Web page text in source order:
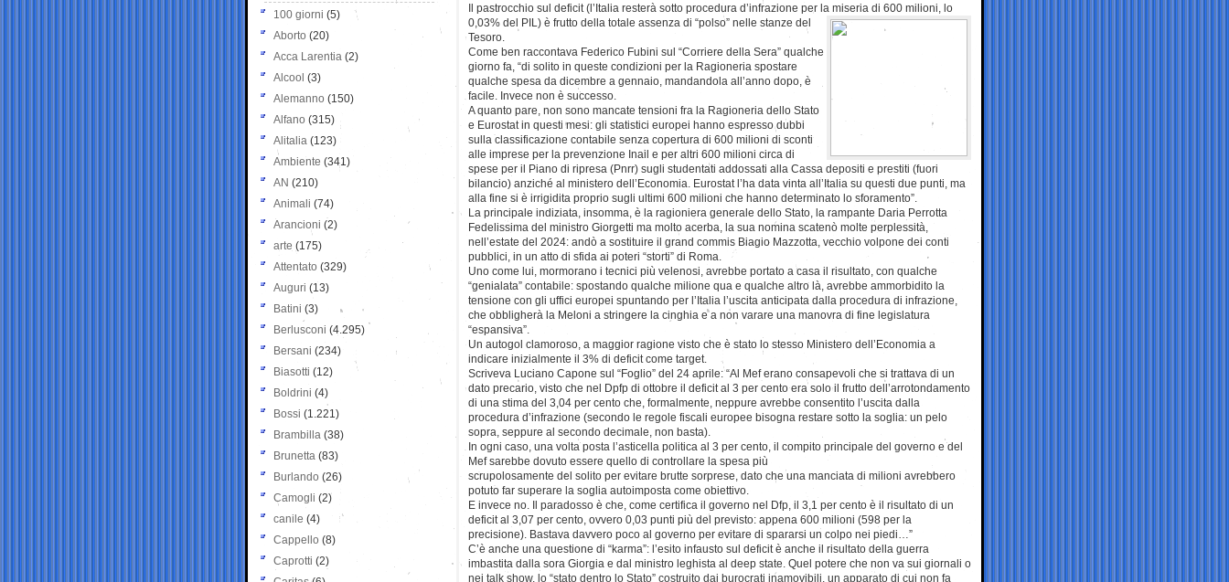
Il pastrocchio sul deficit (l’Italia resterà sotto procedura d’infrazione per la miseria di 600 milioni, lo
0,03% del PIL) è frutto della totale assenza di “polso” nelle stanze del
Tesoro.
Come ben raccontava Federico Fubini sul “Corriere della Sera” qualche
giorno fa, “di solito in queste condizioni per la Ragioneria spostare
qualche spesa da dicembre a gennaio, mandandola all’anno dopo, è
facile. Invece non è successo.
A quanto pare, non sono mancate tensioni fra la Ragioneria dello Stato
e Eurostat in questi mesi: gli statistici europei hanno espresso dubbi
sulla classificazione contabile senza copertura di 600 milioni di sconti
alle imprese per la prevenzione Inail e per altri 600 milioni circa di
spese per il Piano di ripresa (Pnrr) sugli studentati addossati alla Cassa depositi e prestiti (fuori
bilancio) anziché al ministero dell’Economia. Eurostat l’ha data vinta all’Italia su questi due punti, ma
alla fine si è irrigidita proprio sugli ultimi 600 milioni che hanno determinato lo sforamento”.
La principale indiziata, insomma, è la ragioniera generale dello Stato, la rampante Daria Perrotta
Fedelissima del ministro Giorgetti ma molto acerba, la sua nomina scatenò molte perplessità,
nell’estate del 2024: andò a sostituire il grand commis Biagio Mazzotta, vecchio volpone dei conti
pubblici, in un atto di sfida ai poteri “storti” di Roma.
Uno come lui, mormorano i tecnici più velenosi, avrebbe portato a casa il risultato, con qualche
“genialata” contabile: spostando qualche milione qua e qualche altro là, avrebbe ammorbidito la
tensione con gli uffici europei spuntando per l’Italia l’uscita anticipata dalla procedura di infrazione,
che obbligherà la Meloni a stringere la cinghia e a non varare una manovra di fine legislatura
“espansiva”.
Un autogol clamoroso, a maggior ragione visto che è stato lo stesso Ministero dell’Economia a
indicare inizialmente il 3% di deficit come target.
Scriveva Luciano Capone sul “Foglio” del 24 aprile: “Al Mef erano consapevoli che si trattava di un
dato precario, visto che nel Dpfp di ottobre il deficit al 3 per cento era solo il frutto dell’arrotondamento
di una stima del 3,04 per cento che, formalmente, neppure avrebbe consentito l’uscita dalla
procedura d’infrazione (secondo le regole fiscali europee bisogna restare sotto la soglia: un pelo
sopra, seppure al secondo decimale, non basta).
In ogni caso, una volta posta l’asticella politica al 3 per cento, il compito principale del governo e del
Mef sarebbe dovuto essere quello di controllare la spesa più
scrupolosamente del solito per evitare brutte sorprese, dato che una manciata di milioni avrebbero
potuto far superare la soglia autoimposta come obiettivo.
E invece no. Il paradosso è che, come certifica il governo nel Dfp, il 3,1 per cento è il risultato di un
deficit al 3,07 per cento, ovvero 0,03 punti più del previsto: appena 600 milioni (598 per la
precisione). Bastava davvero poco al governo per evitare di spararsi un colpo nei piedi…”
C’è anche una questione di “karma”: l’esito infausto sul deficit è anche il risultato della guerra
imbastita dalla sora Giorgia e dal ministro leghista al deep state. Quel potere che non va sui giornali o
nei talk show, lo “stato dentro lo Stato” costruito dai burocrati inamovibili, un apparato di cui non fa
100 giorni (5)
Aborto (20)
Acca Larentia (2)
Alcool (3)
Alemanno (150)
Alfano (315)
Alitalia (123)
Ambiente (341)
AN (210)
Animali (74)
Arancioni (2)
arte (175)
Attentato (329)
Auguri (13)
Batini (3)
Berlusconi (4.295)
Bersani (234)
Biasotti (12)
Boldrini (4)
Bossi (1.221)
Brambilla (38)
Brunetta (83)
Burlando (26)
Camogli (2)
canile (4)
Cappello (8)
Caprotti (2)